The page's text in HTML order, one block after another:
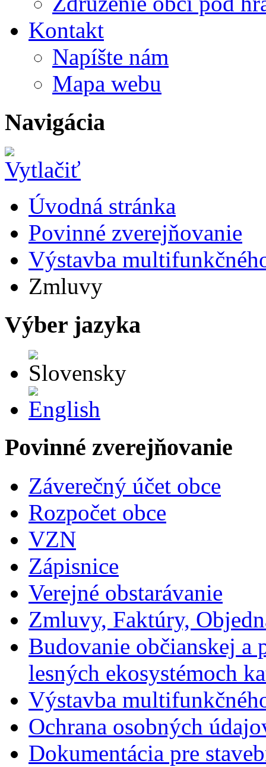
Kontakt
Napíšte nám
Mapa webu
Navigácia
Úvodná stránka
Povinné zverejňovanie
Výstavba
Zmluvy
Výber jazyka
Povinné zverejňovanie
Záverečný účet obce
Rozpočet obce
VZN
Zápisnice
Verejné obstarávanie
Zmluvy, Faktúry,
Budovanie občianskej a
lesných ekosystémoch
Výstavba
Ochrana osobných
Dokumentácia pre